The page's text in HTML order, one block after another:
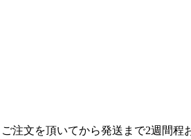
文を頂いてから発送まで2週間程